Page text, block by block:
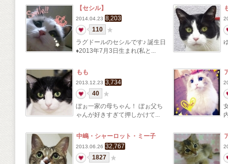
【セシル】
2014.04.23 8,203
110
ラグドールのセシルです♪ 誕生日
♦2013年7月3日生まれ(私と...
もも
2013.12.23 3,734
40
ぼぉ一家の母ちゃん！ ぼぉ父ち
ゃんが好きすぎて押しかけて...
中嶋・シャーロット・ミー子
2013.06.26 32,767
1827